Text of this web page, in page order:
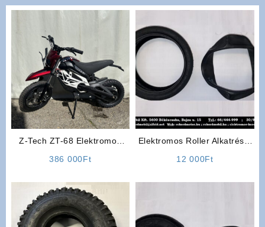
Z-Tech ZT-68 Elektromos
386 000Ft
Elektromos Roller Alkatrész:
12 000Ft